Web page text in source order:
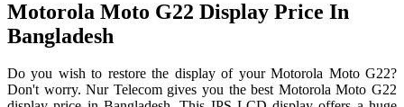
Motorola Moto G22 Display Price In
Bangladesh
Do you wish to restore the display of your Motorola Moto G22?
Don't worry. Nur Telecom gives you the best Motorola Moto G22